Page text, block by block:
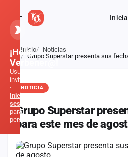
Atrás
Inicio
Noticias
Grupo Superstar presenta sus
NOTICIA
Grupo Superstar
para este mes de
¡Hola,
Verbener@!
Usuario
invitado
·
Inicia
sesión
para
personalizar
Inicio